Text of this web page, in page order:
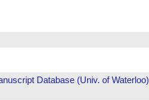
Database (Univ. of Waterloo)